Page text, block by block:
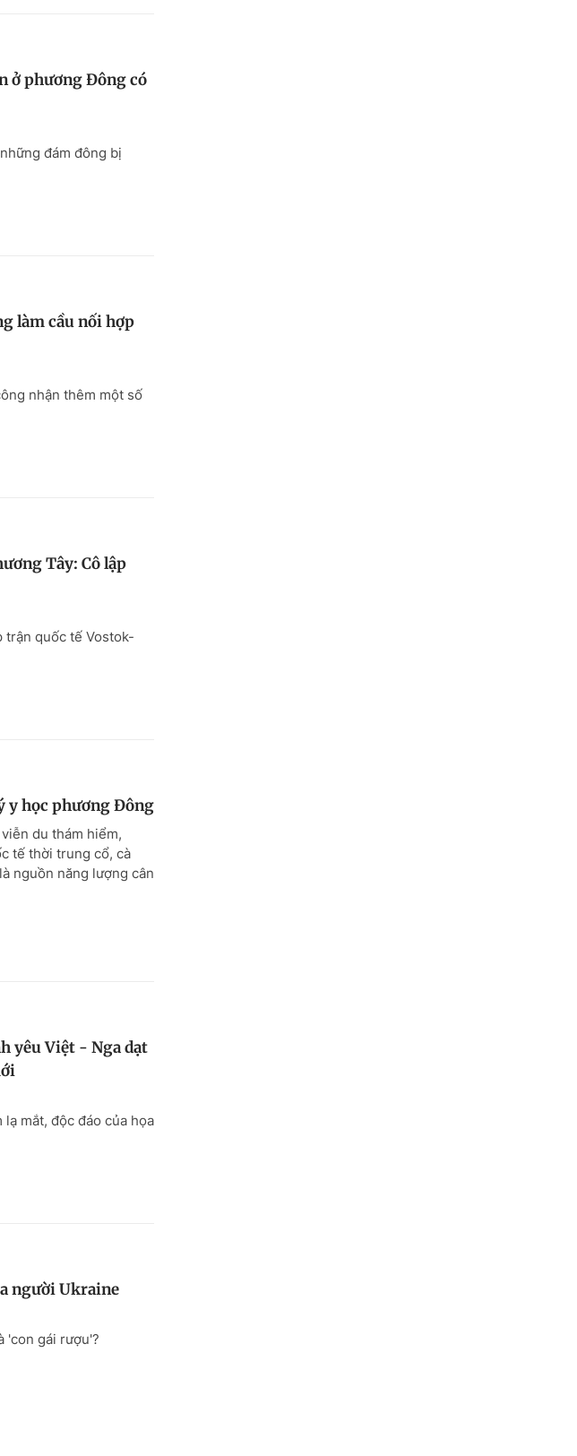
ở phương Đông có
đám đông bị
làm cầu nối hợp
nhận thêm một số
Tây: Cô lập
trận quốc tế Vostok-
y học phương Đông
du thám hiểm,
tế thời trung cổ, cà
nguồn năng lượng cân
yêu Việt - Nga dạt
mắt, độc đáo của họa
người Ukraine
'con gái rượu'?